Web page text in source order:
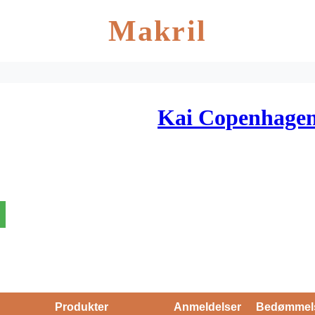
Makril
Kai
Produkter Anmeldelser